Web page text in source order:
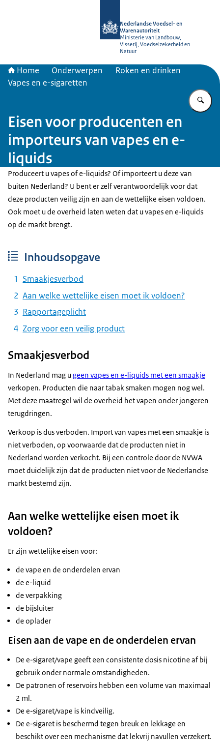
Nederlandse Voedsel- en
Warenautoriteit
Ministerie van Landbouw,
Visserij, Voedselzekerheid en
Natuur
Home Onderwerpen
Roken en drinken
Vapes en e-sigaretten
Eisen voor producenten en
importeurs van vapes en e-
liquids
Produceert u vapes of e-liquids? Of importeert u deze van
buiten Nederland? U bent er zelf verantwoordelijk voor dat
deze producten veilig zijn en aan de wettelijke eisen voldoen.
Ook moet u de overheid laten weten dat u vapes en e-liquids
op de markt brengt.
Inhoudsopgave
Smaakjesverbod
Aan welke wettelijke eisen moet ik voldoen?
Rapportageplicht
Zorg voor een veilig product
Smaakjesverbod
In Nederland mag ugeen vapes en e-liquids met een smaakje
verkopen. Producten die naar tabak smaken mogen nog wel.
Met deze maatregel wil de overheid het vapen onder jongeren
terugdringen.
Verkoop is dus verboden. Import van vapes met een smaakje is
niet verboden, op voorwaarde dat de producten niet in
Nederland worden verkocht. Bij een controle door de NVWA
moet duidelijk zijn dat de producten niet voor de Nederlandse
markt bestemd zijn.
Aan welke wettelijke eisen moet ik
voldoen?
Er zijn wettelijke eisen voor:
de vape en de onderdelen ervan
de e-liquid
de verpakking
de bijsluiter
de oplader
Eisen aan de vape en de onderdelen ervan
De e-sigaret/vape geeft een consistente dosis nicotine af bij
gebruik onder normale omstandigheden.
De patronen of reservoirs hebben een volume van maximaal
2 ml.
De e-sigaret/vape is kindveilig.
De e-sigaret is beschermd tegen breuk en lekkage en
beschikt over een mechanisme dat lekvrij navullen verzekert.